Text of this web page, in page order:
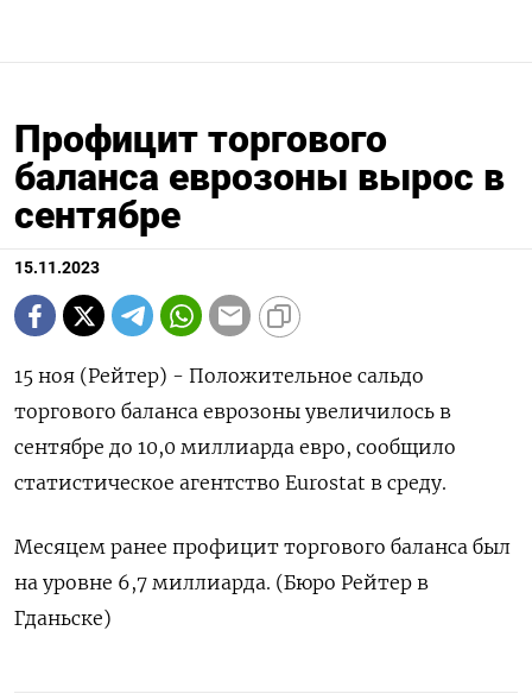
Профицит торгового
баланса еврозоны вырос в
сентябре
15.11.2023
15 ноя (Рейтер) - Положительное сальдо
торгового баланса еврозоны увеличилось в
сентябре до 10,0 миллиарда евро, сообщило
статистическое агентство Eurostat в среду.
Месяцем ранее профицит торгового баланса был
на уровне 6,7 миллиарда. (Бюро Рейтер в
Гданьске)